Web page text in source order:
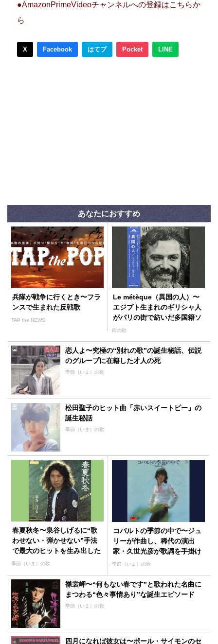
●AmazonPrimeVideoチャンネルへの登録はこちらか
ら
X Facebook はてブ Pocket LINE
あなたにおすすめ
兵隊が戦争に行くとき〜フラ
ンスで生まれた反戦歌
TAP the NEWS
Le métèque（異国の人）〜
エジプト生まれのギリシャ人
がパリの街で紡いだ多国籍ソ
ング
街の歌
恋人よ〜究極の“別れの歌”の誕生秘話、伝説
のグループに在籍した才人の死
季節（いま）の歌
松田聖子のヒット曲「赤いスイートピー」の
誕生秘話
季節（いま）の歌
春夏秋冬〜泉谷しげるに“歌
わせない・弾かせない”手法
で最大のヒットを生み出した
プロデューサー加藤和彦の手
季節（いま）の歌
コバルトの季節の中で〜ジュ
リーが作曲し、稀代の演出
家・久世光彦が歌詞を手掛け
た“秋の名曲”
季節（いま）の歌
襟裳岬〜“何もない春です”と歌われた名曲に
まつわる“色々事情あり”な誕生エピソード
季節（いま）の歌
四月になれば彼女は〜ポール・サイモンのセ